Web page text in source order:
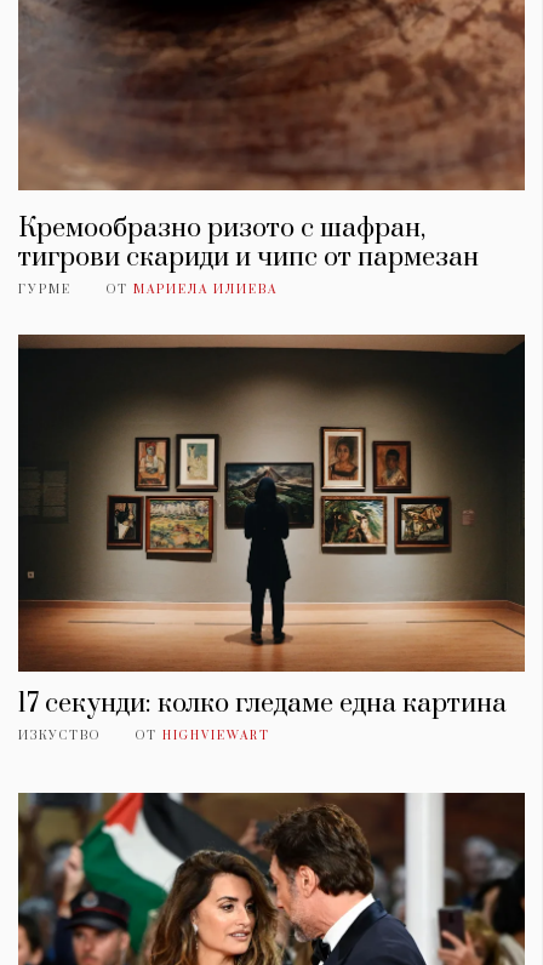
Кремообразно ризото с шафран,
тигрови скариди и чипс от пармезан
ГУРМЕ ОТ МАРИЕЛА ИЛИЕВА
17 секунди: колко гледаме една картина
ИЗКУСТВО ОТ HIGHVIEWART